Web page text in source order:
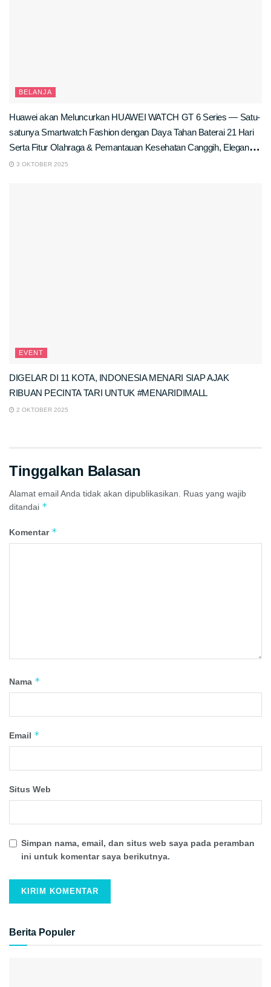
BELANJA
Huawei akan Meluncurkan HUAWEI WATCH GT 6 Series — Satu-
satunya Smartwatch Fashion dengan Daya Tahan Baterai 21 Hari
Serta Fitur Olahraga & Pemantauan Kesehatan Canggih, Elegan di
Kantor, Tangguh di Lapangan
3 OKTOBER 2025
EVENT
DIGELAR DI 11 KOTA, INDONESIA MENARI SIAP AJAK
RIBUAN PECINTA TARI UNTUK #MENARIDIMALL
2 OKTOBER 2025
Tinggalkan Balasan
Alamat email Anda tidak akan dipublikasikan.
Ruas yang wajib
ditandai *
Komentar *
Nama *
Email *
Situs Web
Simpan nama, email, dan situs web saya pada peramban
ini untuk komentar saya berikutnya.
Berita Populer